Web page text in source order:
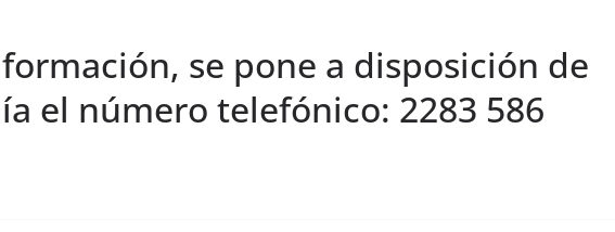
se pone a disposición de
el número telefónico: 2283 586